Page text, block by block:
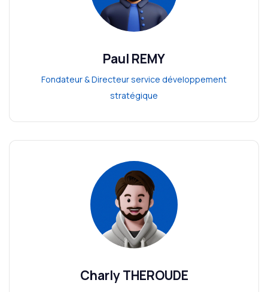
Paul REMY
Fondateur & Directeur service développement
stratégique
Charly THEROUDE